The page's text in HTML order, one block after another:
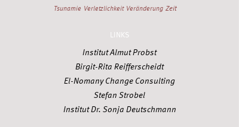
Tsunamie Verletzlichkeit Veränderung Zeit
LINKS
Institut Almut Probst
Birgit-Rita Reifferscheidt
El-Nomany Change Consulting
Stefan Strobel
Institut Dr. Sonja Deutschmann